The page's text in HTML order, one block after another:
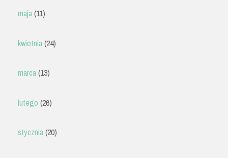
maja(11)
kwietnia(24)
marca(13)
lutego (26)
stycznia(20)